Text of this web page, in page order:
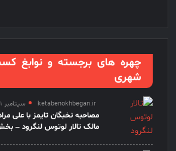
چهره های برجسته و نوابغ
شهری
ketabenokhbegan.ir سپتامبر 1, 2021
مصاحبه نخبگان تایمز با علی
مالک تالار لوتوس لنگرود –